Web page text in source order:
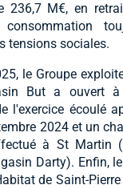
236,7 M€, en
consommation
tensions sociales.
le Groupe
But a ouvert
l'exercice écoulé
2024 et un
à St Martin
Darty). Enfin,
de Saint-